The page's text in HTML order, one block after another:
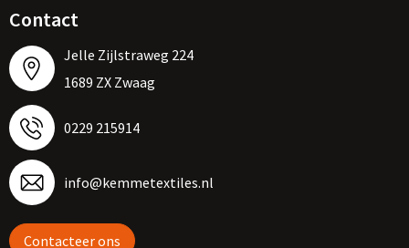
Contact
Jelle Zijlstraweg 224
1689 ZX Zwaag
0229 215914
info@kemmetextiles.nl
Contacteer ons